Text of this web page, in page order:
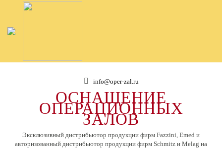
info@oper-zal.ru
ОСНАЩЕНИЕ
ОПЕРАЦИОННЫХ
ЗАЛОВ
Эксклюзивный дистрибьютор продукции фирм Fazzini, Emed и
авторизованный дистрибьютор продукции фирм Schmitz и Melag на